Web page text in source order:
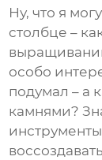
Ну, что я
столбце –
особо
подумал – а
камнями?